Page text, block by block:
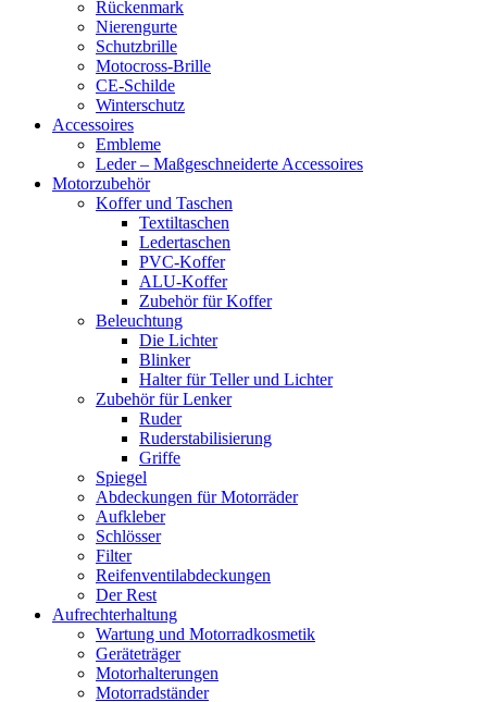
Rückenmark
Nierengurte
Schutzbrille
Motocross-Brille
CE-Schilde
Winterschutz
Accessoires
Embleme
Leder – Maßgeschneiderte Accessoires
Motorzubehör
Koffer und Taschen
Textiltaschen
Ledertaschen
PVC-Koffer
ALU-Koffer
Zubehör für Koffer
Beleuchtung
Die Lichter
Blinker
Halter für Teller und Lichter
Zubehör für Lenker
Ruder
Ruderstabilisierung
Griffe
Spiegel
Abdeckungen für Motorräder
Aufkleber
Schlösser
Filter
Reifenventilabdeckungen
Der Rest
Aufrechterhaltung
Wartung und Motorradkosmetik
Geräteträger
Motorhalterungen
Motorradständer